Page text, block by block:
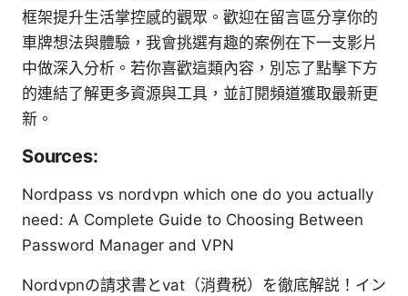
框架提升生活掌控感的觀眾。歡迎在留言區分享你的
車牌想法與體驗，我會挑選有趣的案例在下一支影片
中做深入分析。若你喜歡這類內容，別忘了點擊下方
的連結了解更多資源與工具，並訂閱頻道獲取最新更
新。
Sources:
Nordpass vs nordvpn which one do you actually
need: A Complete Guide to Choosing Between
Password Manager and VPN
Nordvpnの請求書とvat（消費税）を徹底解説！イン